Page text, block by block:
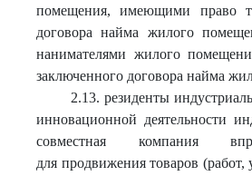
помещения, имеющими право
договора найма жилого
нанимателями жилого
заключенного договора найма
2.13. резиденты
инновационной деятельности
совместная компания
для продвижения товаров